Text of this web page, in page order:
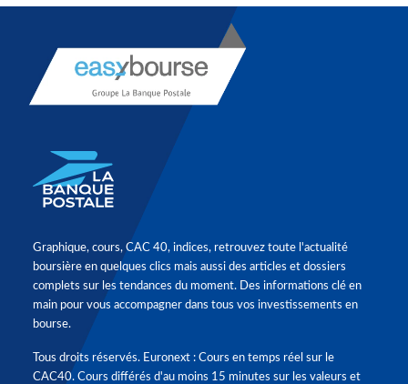
Graphique, cours, CAC 40, indices, retrouvez toute l'actualité
boursière en quelques clics mais aussi des articles et dossiers
complets sur les tendances du moment. Des informations clé en
main pour vous accompagner dans tous vos investissements en
bourse.
Tous droits réservés. Euronext : Cours en temps réel sur le
CAC40. Cours différés d'au moins 15 minutes sur les valeurs et